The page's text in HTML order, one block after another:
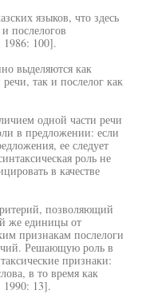
языков, что здесь
послелогов
1986: 100].
выделяются как
речи, так и послелог как
одной части речи
в предложении: если
ее следует
роль не
в качестве
позволяющий
же единицы от
признакам послелоги
Решающую роль в
признаки:
в то время как
1990: 13].